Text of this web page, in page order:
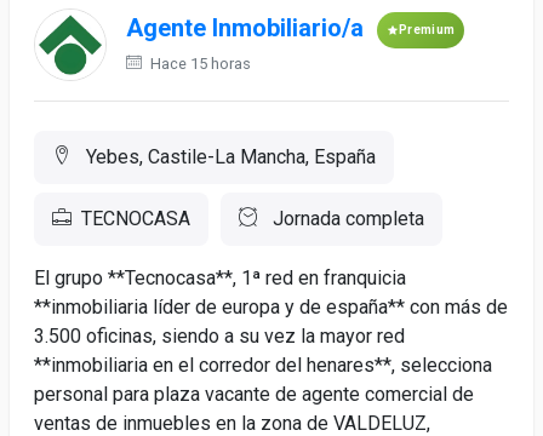
Agente Inmobiliario/a Premium
Hace 15 horas
Yebes, Castile-La Mancha, España
TECNOCASA Jornada completa
El grupo **Tecnocasa**, 1ª red en franquicia
**inmobiliaria líder de europa y de españa** con más de
3.500 oficinas, siendo a su vez la mayor red
**inmobiliaria en el corredor del henares**, selecciona
personal para plaza vacante de agente comercial de
ventas de inmuebles en la zona de VALDELUZ,